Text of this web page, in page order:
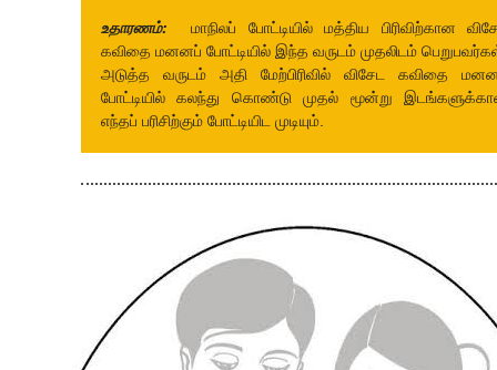
உதாரணம்: மாநிலப் போட்டியில் மத்திய பிரிவிற்கான
கவிதை மனனப் போட்டியில் இந்த வருடம் முதலிடம்
அடுத்த வருடம் அதி மேற்பிரிவில் விசேட கவிதை
போட்டியில் கலந்து கொண்டு முதல் மூன்று
எந்தப் பரிசிற்கும் போட்டியிட முடியும்.